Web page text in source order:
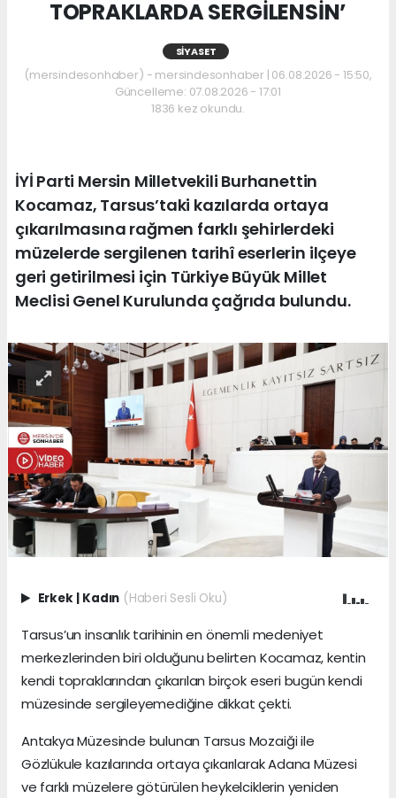
TOPRAKLARDA SERGİLENSİN’
SIYASET
(mersindesonhaber) - mersindesonhaber | 06.08.2026 - 15:50,
Güncelleme: 07.08.2026 - 17:01
1836 kez okundu.
İYİ Parti Mersin Milletvekili Burhanettin
Kocamaz, Tarsus’taki kazılarda ortaya
çıkarılmasına rağmen farklı şehirlerdeki
müzelerde sergilenen tarihî eserlerin ilçeye
geri getirilmesi için Türkiye Büyük Millet
Meclisi Genel Kurulunda çağrıda bulundu.
Erkek | Kadın (Haberi Sesli Oku)
Tarsus’un insanlık tarihinin en önemli medeniyet
merkezlerinden biri olduğunu belirten Kocamaz, kentin
kendi topraklarından çıkarılan birçok eseri bugün kendi
müzesinde sergileyemediğine dikkat çekti.
Antakya Müzesinde bulunan Tarsus Mozaiği ile
Gözlükule kazılarında ortaya çıkarılarak Adana Müzesi
ve farklı müzelere götürülen heykelciklerin yeniden